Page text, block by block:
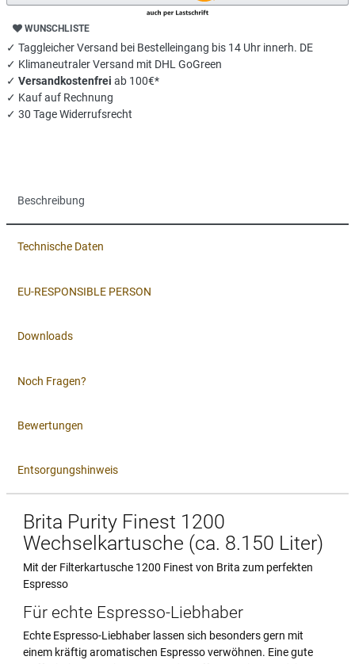
WUNSCHLISTE
✓ Taggleicher Versand bei Bestelleingang bis 14 Uhr innerh. DE
✓ Klimaneutraler Versand mit DHL GoGreen
✓ Versandkostenfrei ab 100€*
✓ Kauf auf Rechnung
✓ 30 Tage Widerrufsrecht
Beschreibung
Technische Daten
EU-RESPONSIBLE PERSON
Downloads
Noch Fragen?
Bewertungen
Entsorgungshinweis
Brita Purity Finest 1200
Wechselkartusche (ca. 8.150 Liter)
Mit der Filterkartusche 1200 Finest von Brita zum perfekten
Espresso
Für echte Espresso-Liebhaber
Echte Espresso-Liebhaber lassen sich besonders gern mit
einem kräftig aromatischen Espresso verwöhnen. Eine gute